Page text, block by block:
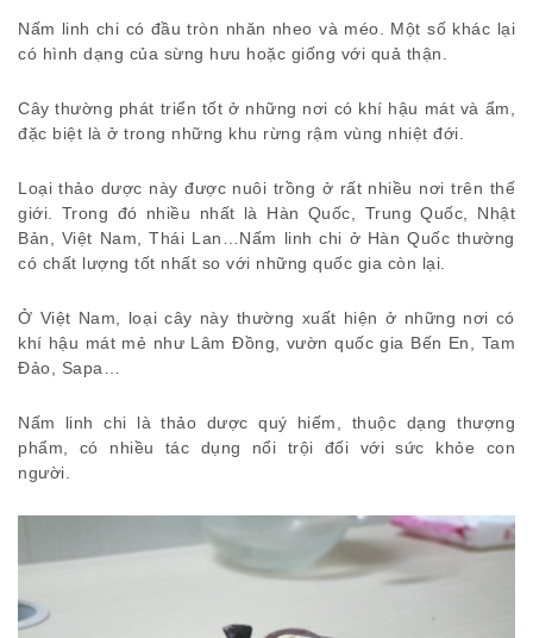
Nấm linh chi có đầu tròn nhăn nheo và méo. Một số khác lại
có hình dạng của sừng hưu hoặc giống với quả thận.
Cây thường phát triển tốt ở những nơi có khí hậu mát và ẩm,
đặc biệt là ở trong những khu rừng rậm vùng nhiệt đới.
Loại thảo dược này được nuôi trồng ở rất nhiều nơi trên thế
giới. Trong đó nhiều nhất là Hàn Quốc, Trung Quốc, Nhật
Bản, Việt Nam, Thái Lan…Nấm linh chi ở Hàn Quốc thường
có chất lượng tốt nhất so với những quốc gia còn lại.
Ở Việt Nam, loại cây này thường xuất hiện ở những nơi có
khí hậu mát mẻ như Lâm Đồng, vườn quốc gia Bến En, Tam
Đảo, Sapa…
Nấm linh chi là thảo dược quý hiếm, thuộc dạng thượng
phẩm, có nhiều tác dụng nổi trội đối với sức khỏe con
người.